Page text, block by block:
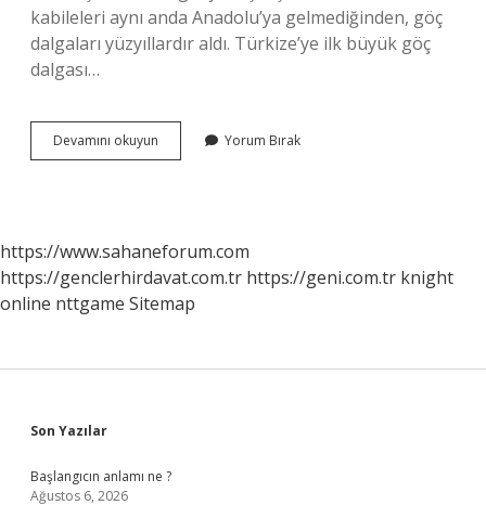
kabileleri aynı anda Anadolu’ya gelmediğinden, göç
dalgaları yüzyıllardır aldı. Türkize’ye ilk büyük göç
dalgası…
Devamını okuyun Anadolunun
Türkiye
Etkili
Olmuştur
Yorum Bırak
https://www.sahaneforum.com
https://genclerhirdavat.com.tr https://geni.com.tr knight
online nttgame Sitemap
Sidebar
Son Yazılar
Başlangıcın anlamı ne ?
Ağustos 6, 2026